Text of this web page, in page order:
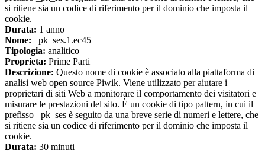
si ritiene sia un codice di riferimento per il dominio che imposta il
cookie.
Durata: 1 anno
Nome: _pk_ses.1.ec45
Tipologia: analitico
Proprieta: Prime Parti
Descrizione: Questo nome di cookie è associato alla piattaforma di
analisi web open source Piwik. Viene utilizzato per aiutare i
proprietari di siti Web a monitorare il comportamento dei visitatori e
misurare le prestazioni del sito. È un cookie di tipo pattern, in cui il
prefisso _pk_ses è seguito da una breve serie di numeri e lettere, che
si ritiene sia un codice di riferimento per il dominio che imposta il
cookie.
Durata: 30 minuti